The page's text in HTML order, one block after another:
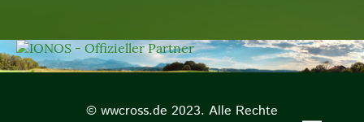
© wwcross.de 2023. Alle Rechte